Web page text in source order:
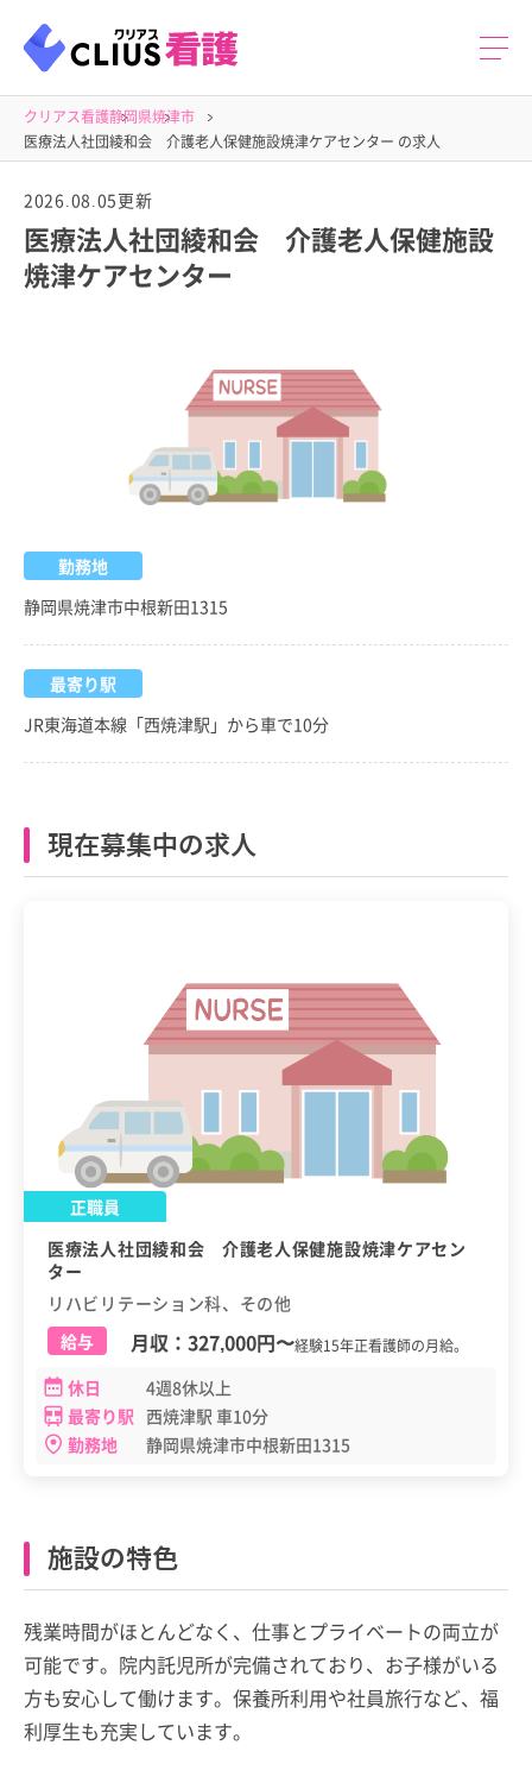
クリアス看護静岡県焼津市
医療法人社団綾和会 介護老人保健施設焼津ケアセンター の求人
2026.08.05更新
医療法人社団綾和会 介護老人保健施設
焼津ケアセンター
勤務地
静岡県焼津市中根新田1315
最寄り駅
JR東海道本線「西焼津駅」から車で10分
現在募集中の求人
正職員
医療法人社団綾和会 介護老人保健施設焼津ケアセン
ター
リハビリテーション科、その他
給与
月収： 327,000円〜経験15年正看護師の月給。
休日
4週8休以上
最寄り駅 西焼津駅 車10分
勤務地
静岡県焼津市中根新田1315
施設の特色
残業時間がほとんどなく、仕事とプライベートの両立が
可能です。院内託児所が完備されており、お子様がいる
方も安心して働けます。保養所利用や社員旅行など、福
利厚生も充実しています。